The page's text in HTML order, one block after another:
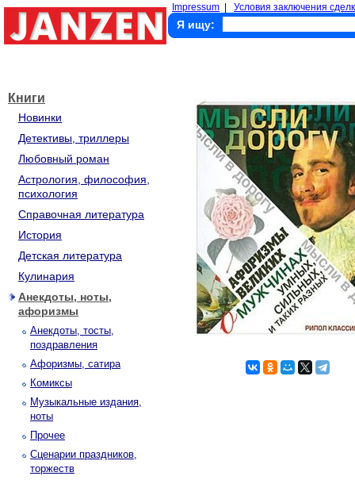
Impressum Условия заключения
Я ищу:
Книги
Новинки
Детективы, триллеры
Любовный роман
Астрология, философия,
психология
Справочная литература
История
Детская литература
Кулинария
Анекдоты, ноты,
афоризмы
Анекдоты, тосты,
поздравления
Афоризмы, сатира
Комиксы
Музыкальные издания,
ноты
Прочее
Сценарии праздников,
торжеств